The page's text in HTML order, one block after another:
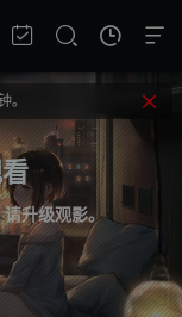
。
。
升级观影。